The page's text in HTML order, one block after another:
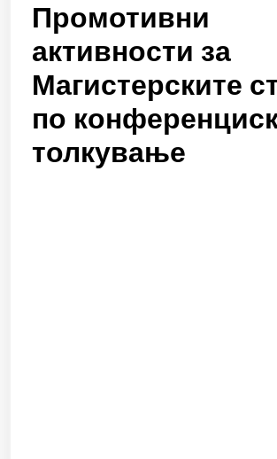
Промотивни
активности за
Магистерските
по
толкување